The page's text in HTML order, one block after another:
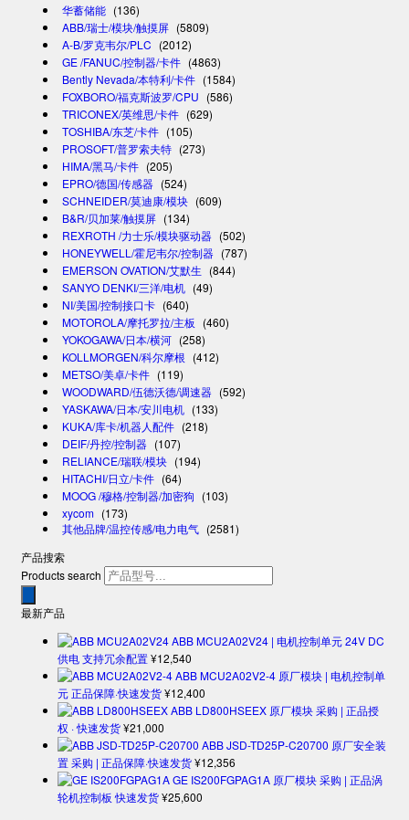
华蓄储能 (136)
ABB/瑞士/模块/触摸屏 (5809)
A-B/罗克韦尔/PLC (2012)
GE /FANUC/控制器/卡件 (4863)
Bently Nevada/本特利/卡件 (1584)
FOXBORO/福克斯波罗/CPU (586)
TRICONEX/英维思/卡件 (629)
TOSHIBA/东芝/卡件 (105)
PROSOFT/普罗索夫特 (273)
HIMA/黑马/卡件 (205)
EPRO/德国/传感器 (524)
SCHNEIDER/莫迪康/模块 (609)
B&R/贝加莱/触摸屏 (134)
REXROTH /力士乐/模块驱动器 (502)
HONEYWELL/霍尼韦尔/控制器 (787)
EMERSON OVATION/艾默生 (844)
SANYO DENKI/三洋/电机 (49)
NI/美国/控制接口卡 (640)
MOTOROLA/摩托罗拉/主板 (460)
YOKOGAWA/日本/横河 (258)
KOLLMORGEN/科尔摩根 (412)
METSO/美卓/卡件 (119)
WOODWARD/伍德沃德/调速器 (592)
YASKAWA/日本/安川电机 (133)
KUKA/库卡/机器人配件 (218)
DEIF/丹控/控制器 (107)
RELIANCE/瑞联/模块 (194)
HITACHI/日立/卡件 (64)
MOOG /穆格/控制器/加密狗 (103)
xycom (173)
其他品牌/温控传感/电力电气 (2581)
产品搜索
Products search
最新产品
ABB MCU2A02V24 | 电机控制单元 24V DC
供电 支持冗余配置¥12,540
ABB MCU2A02V2-4 原厂模块 | 电机控制单
元 正品保障·快速发货¥12,400
ABB LD800HSEEX 原厂模块 采购 | 正品授
权 · 快速发货¥21,000
ABB JSD-TD25P-C20700 原厂安全装
置 采购 | 正品保障·快速发货¥12,356
GE IS200FGPAG1A 原厂模块 采购 | 正品涡
轮机控制板 快速发货¥25,600